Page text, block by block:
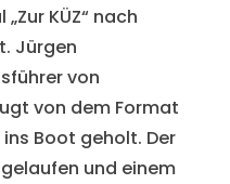
KÜZ“ nach
Jürgen
von
von dem Format
ins Boot geholt. Der
und einem